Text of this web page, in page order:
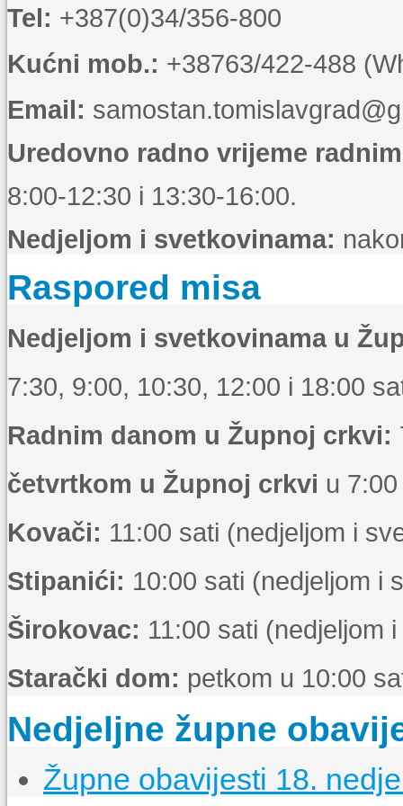
Tel: +387(0)34/356-800
Kućni mob.: +38763/422-488
Email:
Uredovno radno vrijeme
8:00-12:30 i 13:30-16:00.
Nedjeljom i svetkovinama:
Raspored misa
Nedjeljom i svetkovinama u
7:30, 9:00, 10:30, 12:00 i 18:00
Radnim danom u Župnoj crkvi:
četvrtkom u Župnoj crkvi u
Kovači: 11:00 sati (nedjeljom i
Stipanići: 10:00 sati (nedjeljom i
Širokovac: 11:00 sati (nedjeljom
Starački dom: petkom u 10:00
Nedjeljne župne
Župne obavijesti 18.